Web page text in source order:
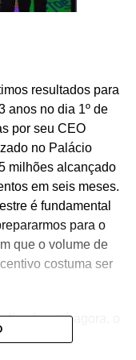
resultados para
anos no dia 1º de
por seu CEO
no Palácio
milhões alcançado
em seis meses.
é fundamental
para o
que o volume de
costuma ser
até agora, o
de 9% em